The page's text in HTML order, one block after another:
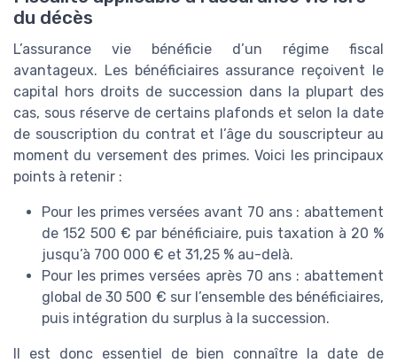
du décès
L’assurance vie bénéficie d’un régime fiscal
avantageux. Les bénéficiaires assurance reçoivent le
capital hors droits de succession dans la plupart des
cas, sous réserve de certains plafonds et selon la date
de souscription du contrat et l’âge du souscripteur au
moment du versement des primes. Voici les principaux
points à retenir :
Pour les primes versées avant 70 ans : abattement
de 152 500 € par bénéficiaire, puis taxation à 20 %
jusqu’à 700 000 € et 31,25 % au-delà.
Pour les primes versées après 70 ans : abattement
global de 30 500 € sur l’ensemble des bénéficiaires,
puis intégration du surplus à la succession.
Il est donc essentiel de bien connaître la date de